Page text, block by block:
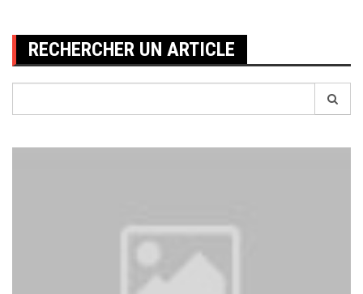
RECHERCHER UN ARTICLE